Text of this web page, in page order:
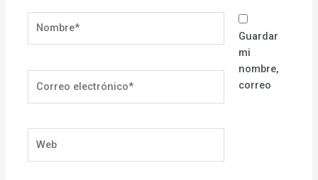
electrónico*
Guardar
mi
nombre,
correo